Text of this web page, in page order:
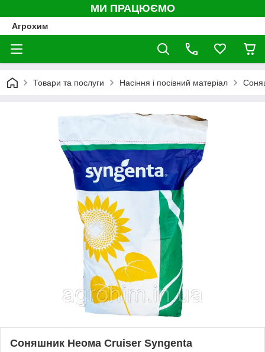
МИ ПРАЦЮЄМО
Агрохим
Товари та послуги Насіння і посівний матеріал
Соняшник Неома Cruiser Syngenta